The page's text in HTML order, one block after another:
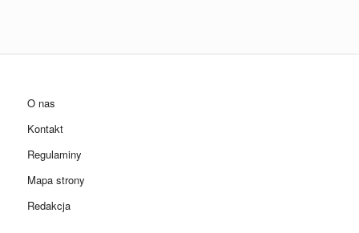
O nas
Kontakt
Regulaminy
Mapa strony
Redakcja